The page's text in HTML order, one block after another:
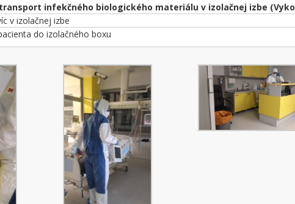
infekčného biologického materiálu v izolačnej izbe (Vykonáva sestra)
v izolačnej izbe
do izolačného boxu